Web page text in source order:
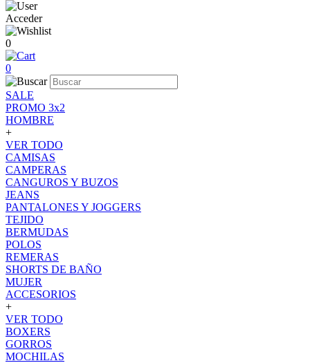
Acceder
0
0
SALE
PROMO 3x2
HOMBRE
+
VER TODO
CAMISAS
CAMPERAS
CANGUROS Y BUZOS
JEANS
PANTALONES Y JOGGERS
TEJIDO
BERMUDAS
POLOS
REMERAS
SHORTS DE BAÑO
MUJER
ACCESORIOS
+
VER TODO
BOXERS
GORROS
MOCHILAS